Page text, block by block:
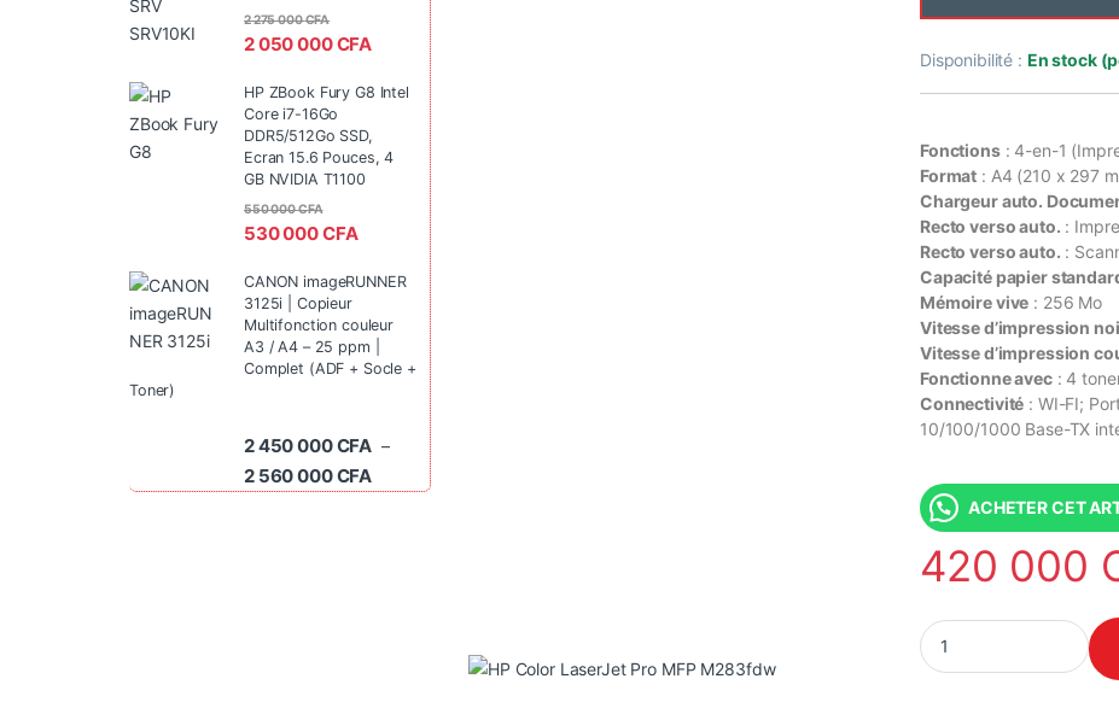
Disponibilité : En stock
Fonctions: 4-en-1
Format : A4 (210 x 297
Chargeur auto.
Recto verso auto. :
Recto verso auto. :
Capacité papier
Mémoire vive : 256 Mo
Vitesse d’impression
Vitesse d’impression
Fonctionne avec: 4
Connectivité : WI-FI;
10/100/1000 Base-TX
ACHETER CET
420 000
HP Color LaserJet Pro
2 050 000CFA
2 275 000CFA
HP ZBook Fury G8 Intel
Core i7-16Go
DDR5/512Go SSD,
Ecran 15.6 Pouces, 4
GB NVIDIA T1100
530 000CFA
550 000CFA
CANON imageRUNNER
3125i | Copieur
Multifonction couleur
A3 / A4 – 25 ppm |
Complet (ADF + Socle +
Toner)
2 450 000CFA –
2 560 000CFA Plage de prix : 2 450 000 CFA à 2 560 000 CFA